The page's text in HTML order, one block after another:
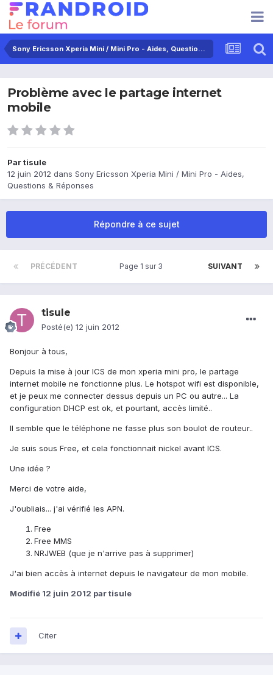
Sony Ericsson Xperia Mini / Mini Pro - Aides, Questions & Réponses
Problème avec le partage internet
mobile
Partisule
12 juin 2012 dans Sony Ericsson Xperia Mini / Mini Pro - Aides,
Questions & Réponses
Répondre à ce sujet
PRÉCÉDENT SUIVANT
Page 1 sur 3
tisule
Posté(e) 12 juin 2012
Bonjour à tous,
Depuis la mise à jour ICS de mon xperia mini pro, le partage
internet mobile ne fonctionne plus. Le hotspot wifi est disponible,
et je peux me connecter dessus depuis un PC ou autre... La
configuration DHCP est ok, et pourtant, accès limité..
Il semble que le téléphone ne fasse plus son boulot de routeur..
Je suis sous Free, et cela fonctionnait nickel avant ICS.
Une idée ?
Merci de votre aide,
J'oubliais... j'ai vérifié les APN.
Free
Free MMS
NRJWEB (que je n'arrive pas à supprimer)
J'ai bien accès à internet depuis le navigateur de mon mobile.
Modifié 12 juin 2012 par tisule
Citer